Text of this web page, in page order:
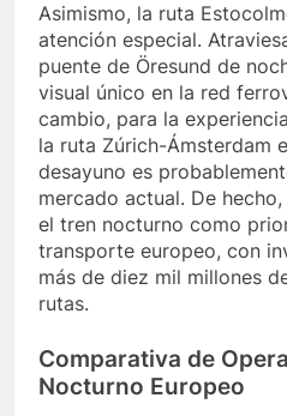
Asimismo, la ruta
atención especial.
puente de Öresund de
visual único en la red
cambio, para la
la ruta Zúrich-Ámsterdam
desayuno es
mercado actual. De hecho,
el tren nocturno como
transporte europeo, con
más de diez mil millones
rutas.
Comparativa de
Nocturno Europeo